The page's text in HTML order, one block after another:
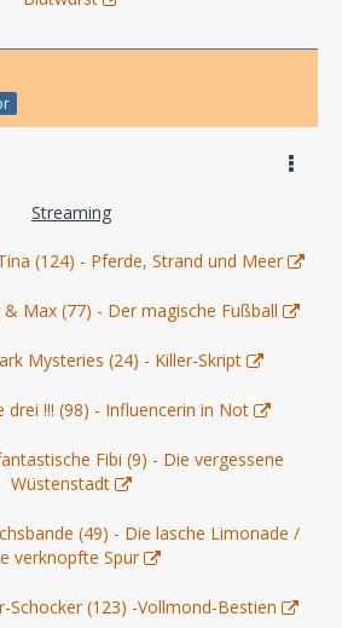
Streaming
(124) - Pferde, Strand und Meer
& Max (77) - Der magische Fußball
Mysteries (24) - Killer-Skript
drei !!! (98) - Influencerin in Not
Fibi (9) - Die vergessene
Wüstenstadt
(49) - Die lasche Limonade /
verknopfte Spur
Schocker (123) -Vollmond-Bestien